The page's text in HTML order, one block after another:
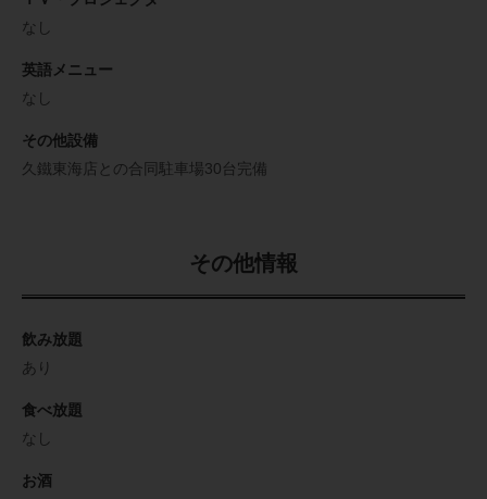
なし
英語メニュー
なし
その他設備
久鐵東海店との合同駐車場30台完備
その他情報
飲み放題
あり
食べ放題
なし
お酒